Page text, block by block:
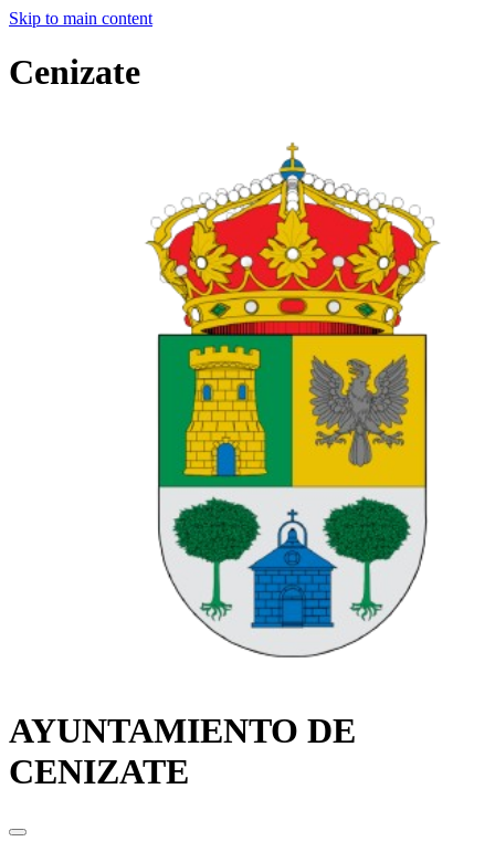
Skip to main content
Cenizate
AYUNTAMIENTO DE
CENIZATE